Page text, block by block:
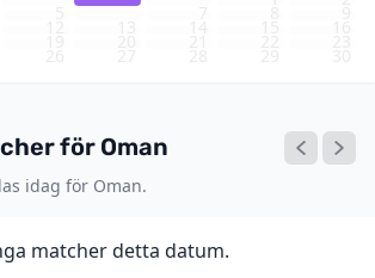
6
för Oman
idag för Oman.
matcher detta datum.